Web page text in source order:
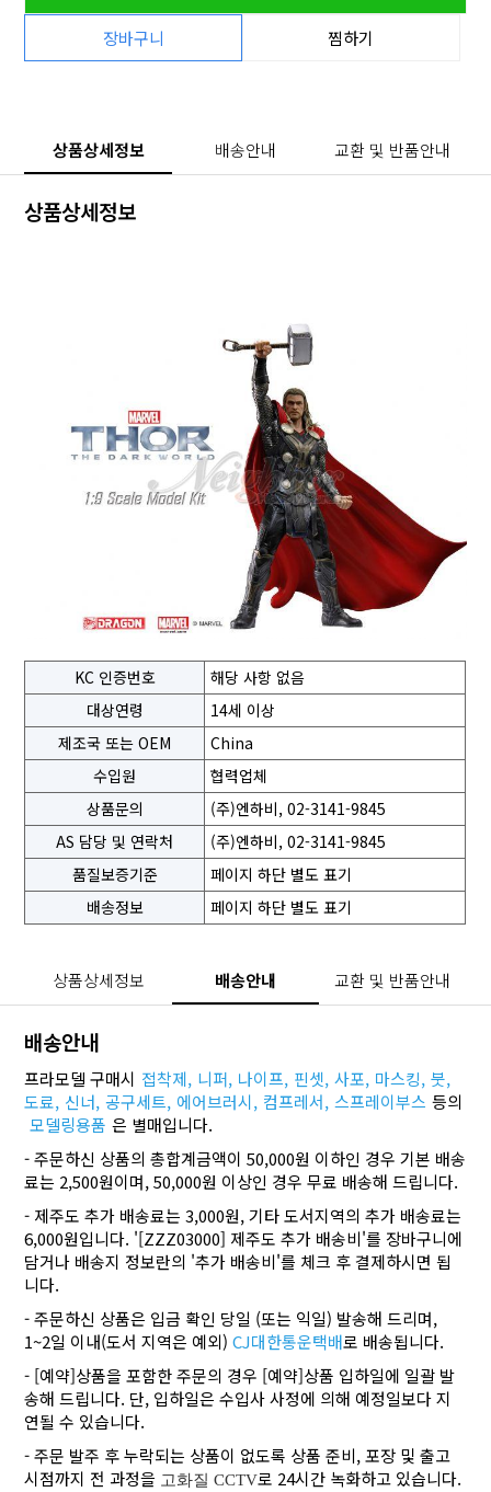
장바구니 찜하기
상품상세정보 배송안내 교환 및 반품안내
상품상세정보
KC 인증번호
해당 사항 없음
대상연령
14세 이상
제조국 또는 OEM
China
수입원
협력업체
상품문의
(주)엔하비, 02-3141-9845
AS 담당 및 연락처
(주)엔하비, 02-3141-9845
품질보증기준
페이지 하단 별도 표기
배송정보
페이지 하단 별도 표기
상품상세정보 배송안내 교환 및 반품안내
배송안내
프라모델 구매시 접착제, 니퍼, 나이프, 핀셋, 사포, 마스킹, 붓,
도료, 신너, 공구세트, 에어브러시, 컴프레서, 스프레이부스 등의
모델링용품 은 별매입니다.
- 주문하신 상품의 총합계금액이 50,000원 이하인 경우 기본 배송
료는 2,500원이며, 50,000원 이상인 경우 무료 배송해 드립니다.
- 제주도 추가 배송료는 3,000원, 기타 도서지역의 추가 배송료는
6,000원입니다. '[ZZZ03000] 제주도 추가 배송비'를 장바구니에
담거나 배송지 정보란의 '추가 배송비'를 체크 후 결제하시면 됩
니다.
- 주문하신 상품은 입금 확인 당일 (또는 익일) 발송해 드리며,
1~2일 이내(도서 지역은 예외)CJ대한통운택배로 배송됩니다.
- [예약]상품을 포함한 주문의 경우 [예약]상품 입하일에 일괄 발
송해 드립니다. 단, 입하일은 수입사 사정에 의해 예정일보다 지
연될 수 있습니다.
- 주문 발주 후 누락되는 상품이 없도록 상품 준비, 포장 및 출고
시점까지 전 과정을 고화질 CCTV로 24시간 녹화하고 있습니다.